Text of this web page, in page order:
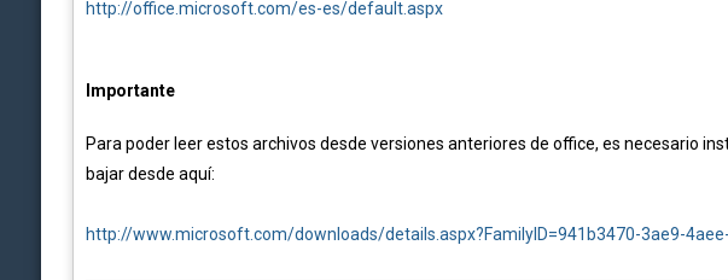
http://office.microsoft.com/es-es/default.aspx
Importante
Para poder leer estos archivos desde versiones anteriores de office, es necesario
bajar desde aquí:
http://www.microsoft.com/downloads/details.aspx?FamilyID=941b3470-3ae9-